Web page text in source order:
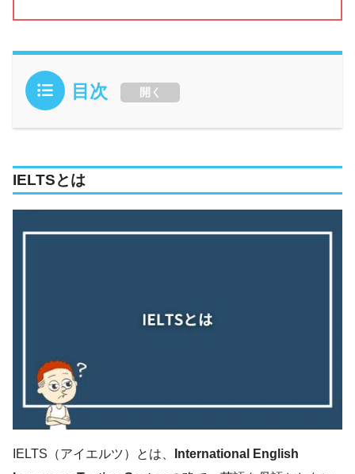
目次 開く
IELTSとは
IELTS（アイエルツ）とは、
International English